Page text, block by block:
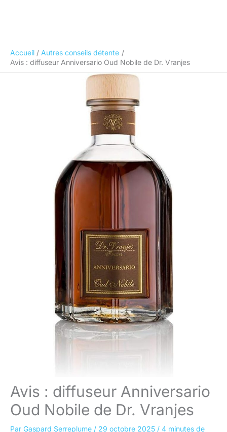
Accueil
Autres conseils détente
Avis : diffuseur Anniversario Oud Nobile de Dr. Vranjes
Avis : diffuseur Anniversario
Oud Nobile de Dr. Vranjes
Par Gaspard Serreplume / 29 octobre 2025 / 4 minutes de